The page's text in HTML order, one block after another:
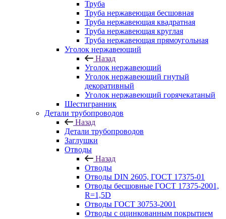
Труба
Труба нержавеющая бесшовная
Труба нержавеющая квадратная
Труба нержавеющая круглая
Труба нержавеющая прямоугольная
Уголок нержавеющий
Назад
Уголок нержавеющий
Уголок нержавеющий гнутый
декоративный
Уголок нержавеющий горячекатаный
Шестигранник
Детали трубопроводов
Назад
Детали трубопроводов
Заглушки
Отводы
Назад
Отводы
Отводы DIN 2605, ГОСТ 17375-01
Отводы бесшовные ГОСТ 17375-2001,
R=1,5D
Отводы ГОСТ 30753-2001
Отводы с оцинкованным покрытием